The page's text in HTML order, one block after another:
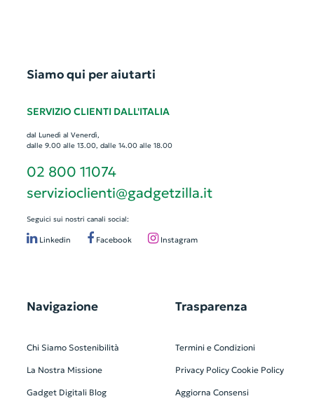
Siamo qui per aiutarti
SERVIZIO CLIENTI DALL'ITALIA
dal Lunedì al Venerdì,
dalle 9.00 alle 13.00, dalle 14.00 alle 18.00
02 800 11074
servizioclienti@gadgetzilla.it
Seguici sui nostri canali social:
Linkedin Facebook Instagram
Navigazione
Chi Siamo Sostenibilità
La Nostra Missione
Gadget Digitali Blog
Trasparenza
Termini e Condizioni
Privacy Policy Cookie Policy
Aggiorna Consensi